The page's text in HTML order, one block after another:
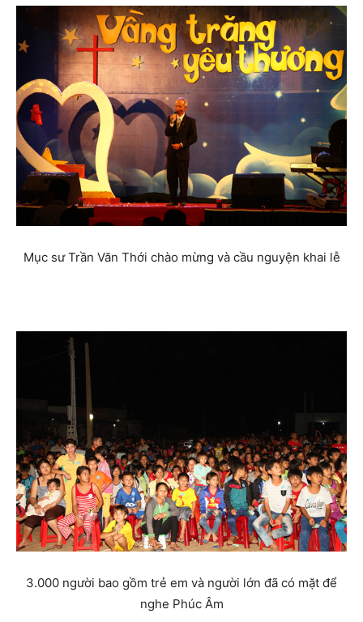
Mục sư Trần Văn Thới chào mừng và cầu nguyện khai lễ
3.000 người bao gồm trẻ em và người lớn đã có mặt để
nghe Phúc Âm